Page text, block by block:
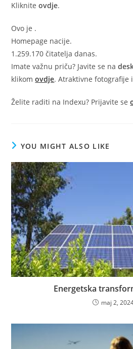
Klikniteovdje.
Ovo je .
Homepage nacije.
1.259.170 čitatelja danas.
Imate važnu priču? Javite se na
klikomovdje. Atraktivne fotografije
Želite raditi na Indexu? Prijavite se
YOU MIGHT ALSO LIKE
Energetska
maj 2,